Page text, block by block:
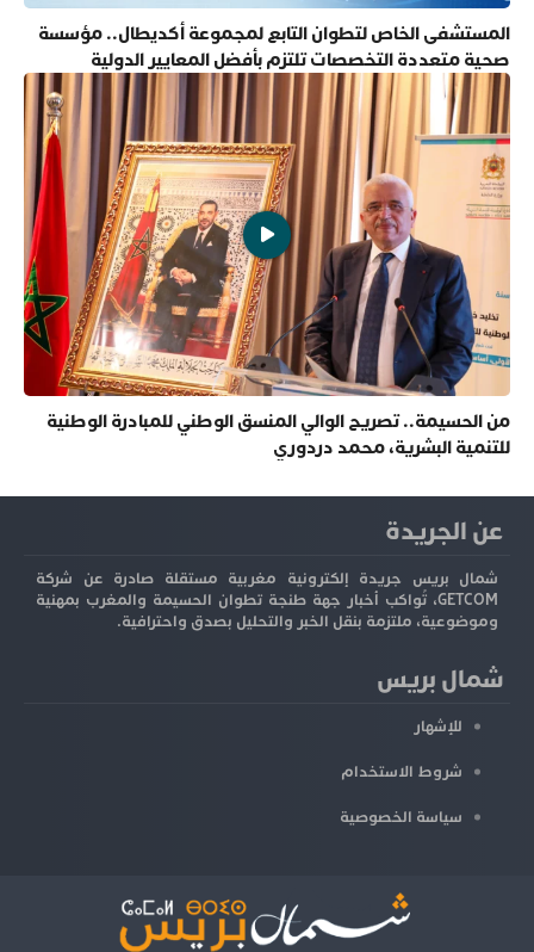
المستشفى الخاص لتطوان التابع لمجموعة أكديطال.. مؤسسة
صحية متعددة التخصصات تلتزم بأفضل المعايير الدولية
من الحسيمة.. تصريح الوالي المنسق الوطني للمبادرة الوطنية
للتنمية البشرية، محمد دردوري
عن الجريدة
شمال بريس جريدة إلكترونية مغربية مستقلة صادرة عن شركة
GETCOM، تُواكب أخبار جهة طنجة تطوان الحسيمة والمغرب بمهنية
وموضوعية، ملتزمة بنقل الخبر والتحليل بصدق واحترافية.
شمال بريس
للإشهار
شروط الاستخدام
سياسة الخصوصية